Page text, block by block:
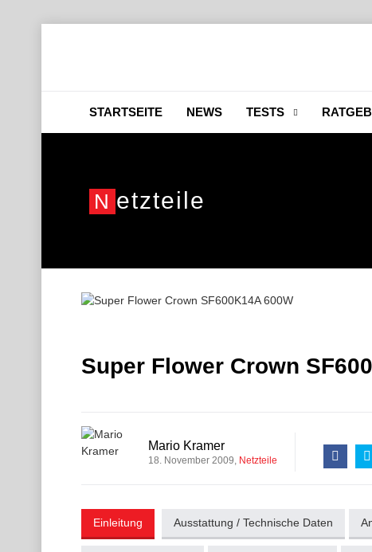
STARTSEITE NEWS TESTS
N Etzteile
Super Flower Crown
Mario Kramer
18. November 2009 Netzteile
Einleitung Ausstattung / Technische Daten